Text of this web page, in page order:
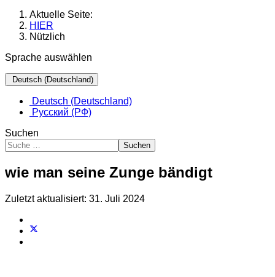
Aktuelle Seite:
HIER
Nützlich
Sprache auswählen
Deutsch (Deutschland)
Deutsch (Deutschland)
Русский (РФ)
Suchen
Suchen
wie man seine Zunge bändigt
Zuletzt aktualisiert: 31. Juli 2024